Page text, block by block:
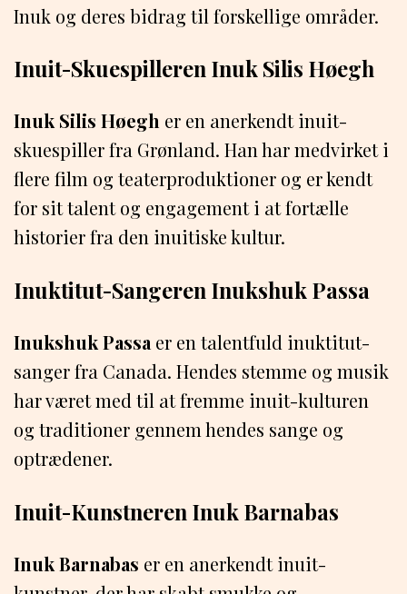
Inuk og deres bidrag til forskellige områder.
Inuit-Skuespilleren Inuk Silis Høegh
Inuk Silis Høegh er en anerkendt inuit-
skuespiller fra Grønland. Han har medvirket i
flere film og teaterproduktioner og er kendt
for sit talent og engagement i at fortælle
historier fra den inuitiske kultur.
Inuktitut-Sangeren Inukshuk Passa
Inukshuk Passa er en talentfuld inuktitut-
sanger fra Canada. Hendes stemme og musik
har været med til at fremme inuit-kulturen
og traditioner gennem hendes sange og
optrædener.
Inuit-Kunstneren Inuk Barnabas
Inuk Barnabas er en anerkendt inuit-